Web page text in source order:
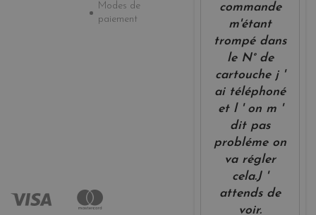
Modes de
paiement
commande
m'étant
trompé dans
le N° de
cartouche j '
ai téléphoné
et l ' on m '
dit pas
probléme on
va régler
cela.J '
attends de
voir.